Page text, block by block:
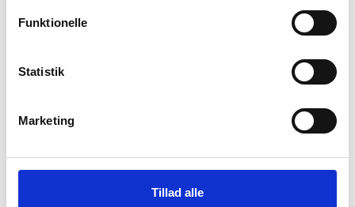
Funktionelle
Statistik
Marketing
Tillad alle
altid, at børn opfatter tingene på samme måde, som de
voksne gør. Med deres uvidenhed og umiddelbarhed
socialrealistiske problemer i et anderledes lys.
Nick Clausen
Nick Clausen er en yderst produktiv og populær
børne- og ungdomsforfatter. Han bevæger sig i sit
forfatterskab på grænsen mellem det normale og det